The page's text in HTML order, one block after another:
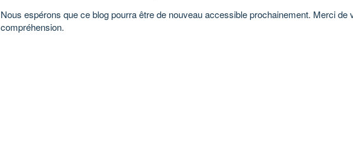
Nous espérons que ce blog pourra être de nouveau accessible prochainement. Merci de
compréhension.